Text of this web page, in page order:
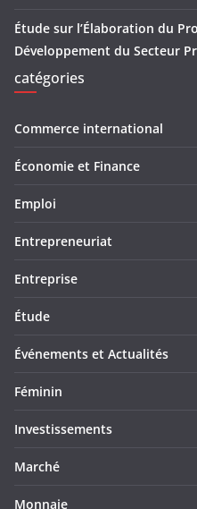
Étude sur l’Élaboration du
Développement du Secteur
catégories
Commerce international
Économie et Finance
Emploi
Entrepreneuriat
Entreprise
Étude
Événements et Actualités
Féminin
Investissements
Marché
Monnaie